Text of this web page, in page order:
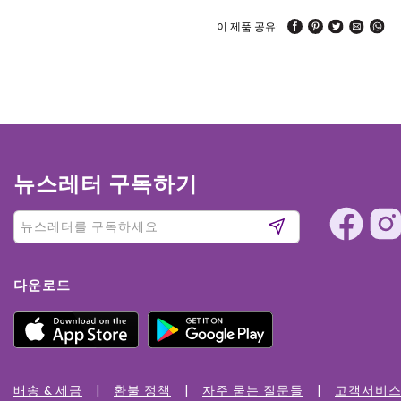
이 제품 공유:
뉴스레터 구독하기
다운로드
배송 & 세금 환불 정책 자주 묻는 질문들 고객서비